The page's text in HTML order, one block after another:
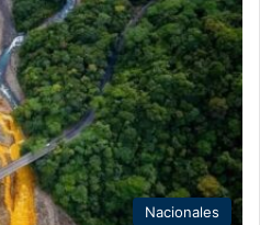
Nacionales